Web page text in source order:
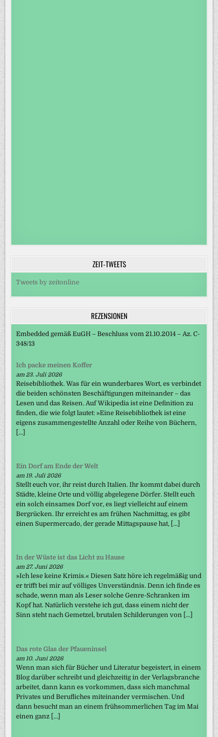
ZEIT-TWEETS
Tweets by zeitonline
REZENSIONEN
Embedded gemäß EuGH – Beschluss vom 21.10.2014 – Az. C-
348/13
Ich packe meinen Koffer
am 23. Juli 2026
Reisebibliothek. Was für ein wunderbares Wort, es verbindet
die beiden schönsten Beschäftigungen miteinander – das
Lesen und das Reisen. Auf Wikipedia ist eine Definition zu
finden, die wie folgt lautet: »Eine Reisebibliothek ist eine
eigens zusammengestellte Anzahl oder Reihe von Büchern,
[…]
Ein Dorf am Ende der Welt
am 19. Juli 2026
Stellt euch vor, ihr reist durch Italien. Ihr kommt dabei durch
Städte, kleine Orte und völlig abgelegene Dörfer. Stellt euch
ein solch einsames Dorf vor, es liegt vielleicht auf einem
Bergrücken. Ihr erreicht es am frühen Nachmittag, es gibt
einen Supermercado, der gerade Mittagspause hat, […]
In der Wüste ist das Licht zu Hause
am 27. Juni 2026
»Ich lese keine Krimis.« Diesen Satz höre ich regelmäßig und
er trifft bei mir auf völliges Unverständnis. Denn ich finde es
schade, wenn man als Leser solche Genre-Schranken im
Kopf hat. Natürlich verstehe ich gut, dass einem nicht der
Sinn steht nach Gemetzel, brutalen Schilderungen von […]
Das rote Glas der Pfaueninsel
am 10. Juni 2026
Wenn man sich für Bücher und Literatur begeistert, in einem
Blog darüber schreibt und gleichzeitig in der Verlagsbranche
arbeitet, dann kann es vorkommen, dass sich manchmal
Privates und Berufliches miteinander vermischen. Und
dann besucht man an einem frühsommerlichen Tag im Mai
einen ganz […]